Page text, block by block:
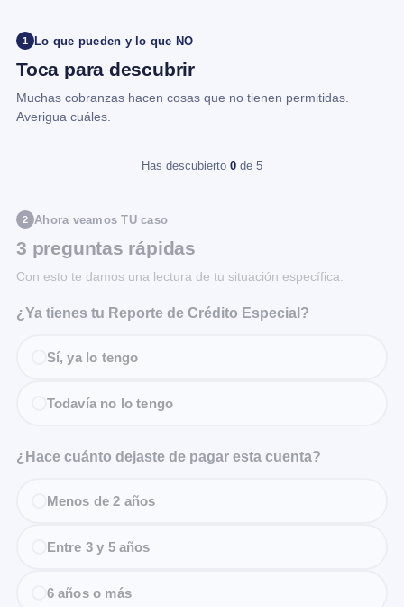
1 Lo que pueden y lo que NO
Toca para descubrir
Muchas cobranzas hacen cosas que no tienen permitidas.
Averigua cuáles.
Has descubierto 0 de 5
2 Ahora veamos TU caso
3 preguntas rápidas
Con esto te damos una lectura de tu situación específica.
¿Ya tienes tu Reporte de Crédito Especial?
Sí, ya lo tengo
Todavía no lo tengo
¿Hace cuánto dejaste de pagar esta cuenta?
Menos de 2 años
Entre 3 y 5 años
6 años o más